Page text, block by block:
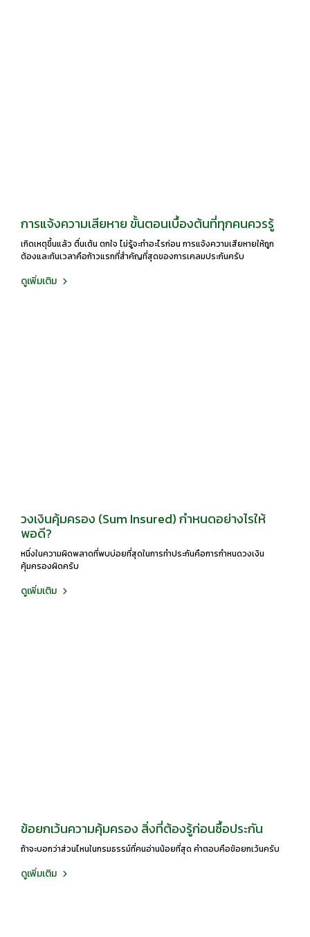
การแจ้งความเสียหาย ขั้นตอนเบื้องต้นที่ทุกคนควรรู้
เกิดเหตุขึ้นแล้ว ตื่นเต้น ตกใจ ไม่รู้จะทำอะไรก่อน การแจ้งความเสียหายให้ถูก
ต้องและทันเวลาคือก้าวแรกที่สำคัญที่สุดของการเคลมประกันครับ
ดูเพิ่มเติม
วงเงินคุ้มครอง (Sum Insured) กำหนดอย่างไรให้
พอดี?
หนึ่งในความผิดพลาดที่พบบ่อยที่สุดในการทำประกันคือการกำหนดวงเงิน
คุ้มครองผิดครับ
ดูเพิ่มเติม
ข้อยกเว้นความคุ้มครอง สิ่งที่ต้องรู้ก่อนซื้อประกัน
ถ้าจะบอกว่าส่วนไหนในกรมธรรม์ที่คนอ่านน้อยที่สุด คำตอบคือข้อยกเว้นครับ
ดูเพิ่มเติม